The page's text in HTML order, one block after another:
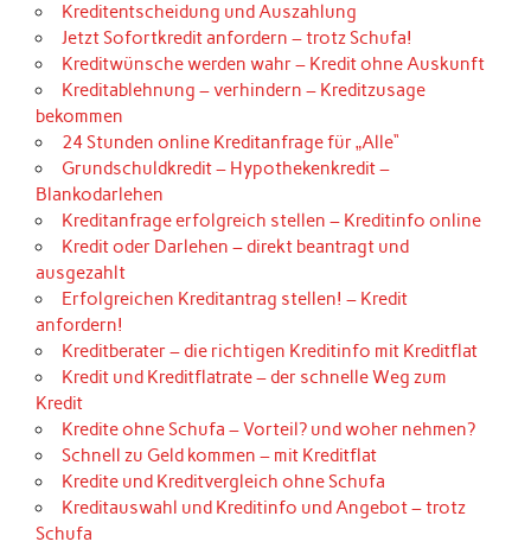
Kreditentscheidung und Auszahlung
Jetzt Sofortkredit anfordern – trotz Schufa!
Kreditwünsche werden wahr – Kredit ohne Auskunft
Kreditablehnung – verhindern – Kreditzusage
bekommen
24 Stunden online Kreditanfrage für „Alle“
Grundschuldkredit – Hypothekenkredit –
Blankodarlehen
Kreditanfrage erfolgreich stellen – Kreditinfo online
Kredit oder Darlehen – direkt beantragt und
ausgezahlt
Erfolgreichen Kreditantrag stellen! – Kredit
anfordern!
Kreditberater – die richtigen Kreditinfo mit Kreditflat
Kredit und Kreditflatrate – der schnelle Weg zum
Kredit
Kredite ohne Schufa – Vorteil? und woher nehmen?
Schnell zu Geld kommen – mit Kreditflat
Kredite und Kreditvergleich ohne Schufa
Kreditauswahl und Kreditinfo und Angebot – trotz
Schufa